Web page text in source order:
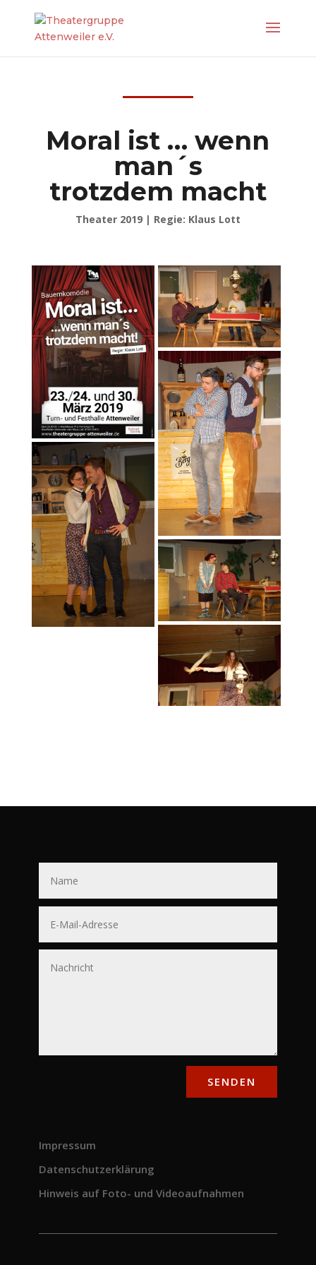
Moral ist … wenn
man´s
trotzdem macht
Theater 2019 | Regie: Klaus Lott
SENDEN
Impressum
Datenschutzerklärung
Hinweis auf Foto- und Videoaufnahmen